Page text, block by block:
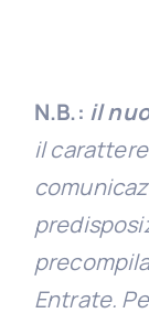
N.B.: il
il
Entrate.